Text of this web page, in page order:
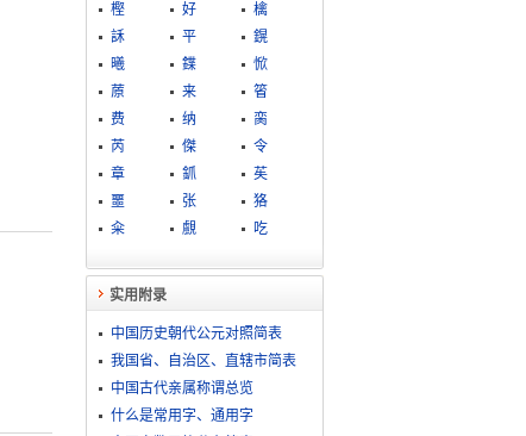
樫
好
檎
訸
平
鎤
曦
鍱
惞
蒝
来
箵
费
纳
脔
芮
傑
令
章
釽
苵
噩
张
狢
籴
覻 吃
实用附录
中国历史朝代公元对照简表
我国省、自治区、直辖市简表
中国古代亲属称谓总览
什么是常用字、通用字